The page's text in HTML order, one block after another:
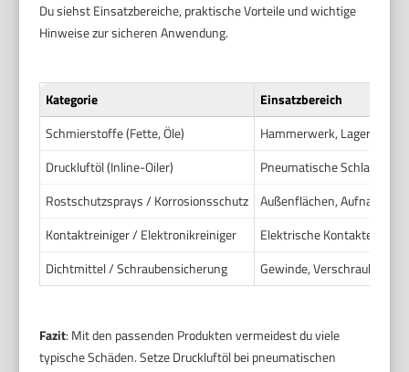
Du siehst Einsatzbereiche, praktische Vorteile und wichtige
Hinweise zur sicheren Anwendung.
Kategorie
Einsatzbereich
Schmierstoffe (Fette, Öle)
Hammerwerk, Lager,
Druckluftöl (Inline-Oiler)
Pneumatische
Rostschutzsprays / Korrosionsschutz
Außenflächen,
Kontaktreiniger / Elektronikreiniger
Elektrische Kontakte,
Dichtmittel / Schraubensicherung
Gewinde,
Fazit: Mit den passenden Produkten vermeidest du viele
typische Schäden. Setze Druckluftöl bei pneumatischen